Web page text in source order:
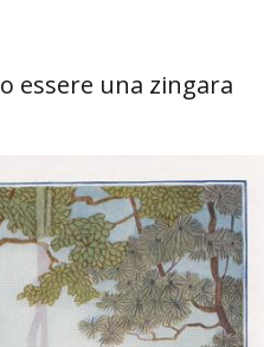
essere una zingara